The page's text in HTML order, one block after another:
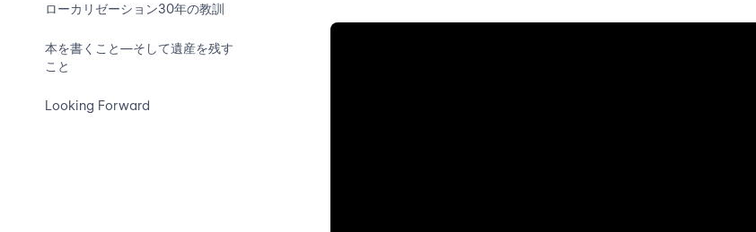
ローカリゼーション30年の教訓
本を書くこと—そして遺産を残す
こと
Looking Forward